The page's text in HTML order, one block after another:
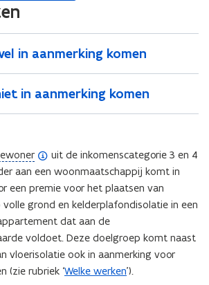
in aanmerking komen
in aanmerking komen
uit de inkomenscategorie 3 en 4
aan een woonmaatschappij komt in
een premie voor het plaatsen van
grond en kelderplafondisolatie in een
dat aan de
voldoet. Deze doelgroep komt naast
vloerisolatie ook in aanmerking voor
(zie rubriek ‘Welke werken’).